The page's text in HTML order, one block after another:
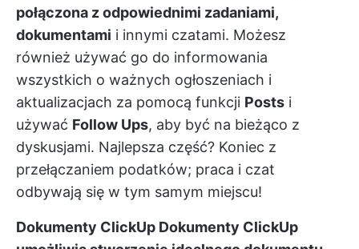
połączona z odpowiednimi zadaniami,
dokumentami i innymi czatami. Możesz
również używać go do informowania
wszystkich o ważnych ogłoszeniach i
aktualizacjach za pomocą funkcji Posts i
używać Follow Ups, aby być na bieżąco z
dyskusjami. Najlepsza część? Koniec z
przełączaniem podatków; praca i czat
odbywają się w tym samym miejscu!
Dokumenty ClickUp Dokumenty ClickUp